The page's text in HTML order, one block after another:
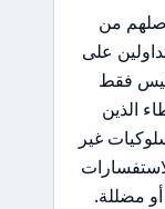
من
على
فقط
الذين
غير
مضللة.